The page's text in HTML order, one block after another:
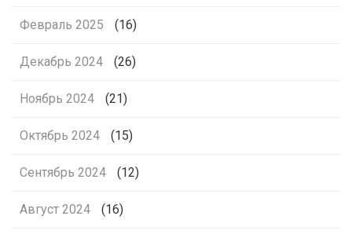
Февраль 2025 (16)
Декабрь 2024 (26)
Ноябрь 2024 (21)
Октябрь 2024 (15)
Сентябрь 2024 (12)
Август 2024 (16)